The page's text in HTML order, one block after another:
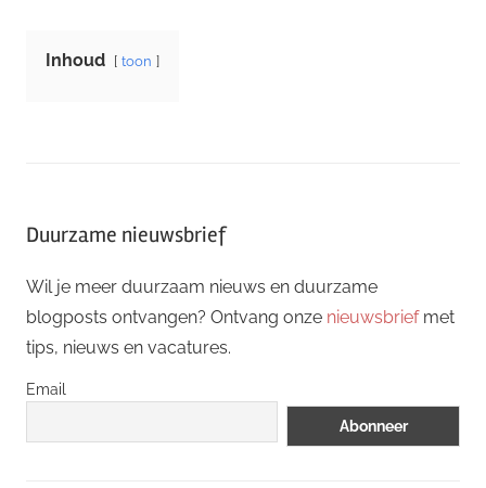
Inhoud toon
Duurzame nieuwsbrief
Wil je meer duurzaam nieuws en duurzame
blogposts ontvangen? Ontvang onze nieuwsbriefmet
tips, nieuws en vacatures.
Email